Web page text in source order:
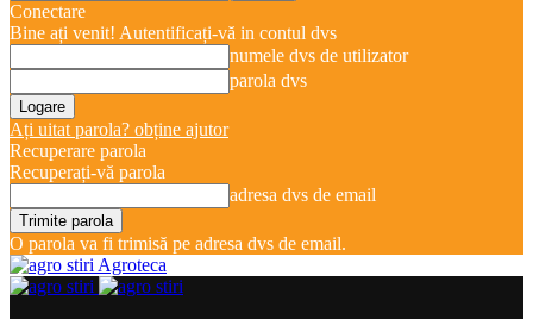
Conectare
Bine ați venit! Autentificați-vă in contul dvs
numele dvs de utilizator
parola dvs
Ați uitat parola? obține ajutor
Recuperare parola
Recuperați-vă parola
adresa dvs de email
O parola va fi trimisă pe adresa dvs de email.
Agroteca